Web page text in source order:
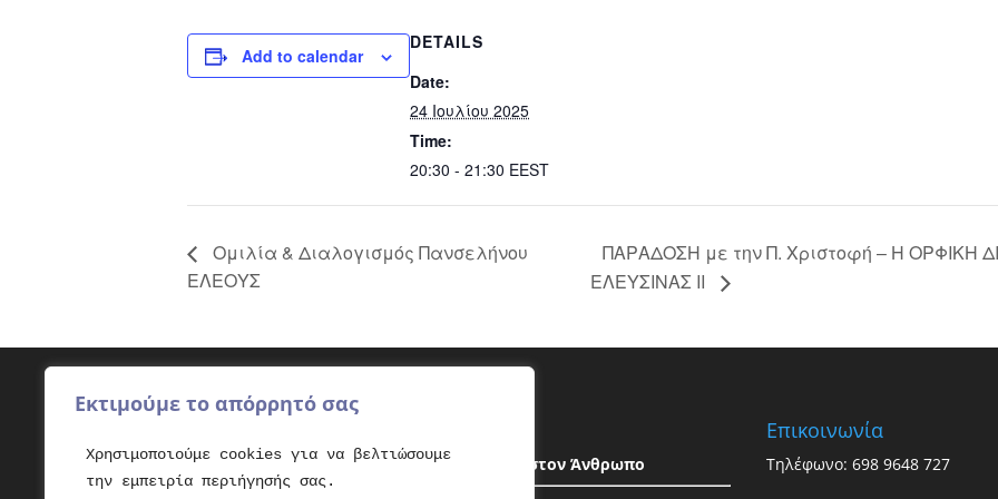
Εκτιμούμε το απόρρητό σας
Χρησιμοποιούμε cookies για να βελτιώσουμε
την εμπειρία περιήγησής σας.
Add to calendar
DETAILS
Date:
24 Ιουλίου 2025
Time:
20:30 - 21:30 EEST
Ομιλία & Διαλογισμός Πανσελήνου
ΕΛΕΟΥΣ
ΠΑΡΑΔΟΣΗ με την Π. Χριστοφή – Η ΟΡΦΙΚΗ
ΕΛΕΥΣΙΝΑΣ ΙΙ
elpidohori.gr
padisy.gr
Βοήθεια στον Άνθρωπο
Επικοινωνία
Τηλέφωνο: 698 9648 727